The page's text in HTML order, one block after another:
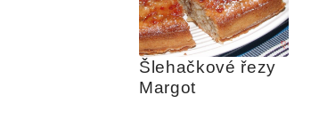
Šlehačkové řezy
Margot